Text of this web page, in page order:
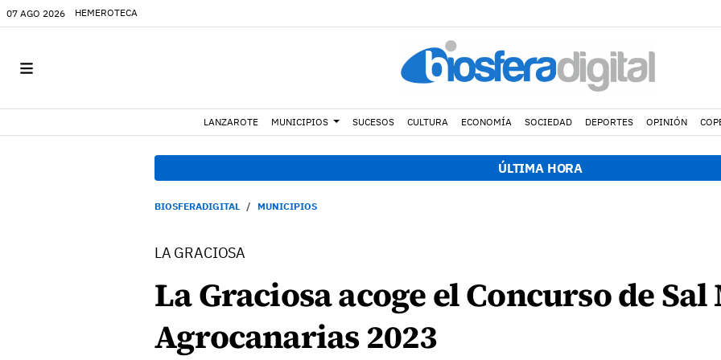
07 AGO 2026 HEMEROTECA
LANZAROTE MUNICIPIOS SUCESOS CULTURA ECONOMÍA SOCIEDAD DEPORTES OPINIÓN
ÚLTIMA HORA
BIOSFERADIGITAL MUNICIPIOS
LA GRACIOSA
La Graciosa acoge el Concurso de
Agrocanarias 2023